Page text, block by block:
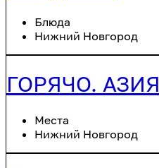
Блюда
Нижний Новгород
ГОРЯЧО. АЗИЯ
Места
Нижний Новгород